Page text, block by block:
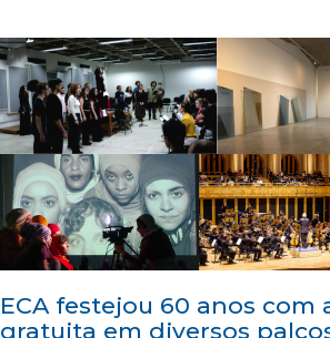
ECA festejou 60 anos com
gratuita em diversos